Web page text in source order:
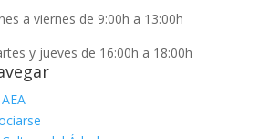
a viernes de 9:00h a 13:00h
y jueves de 16:00h a 18:00h